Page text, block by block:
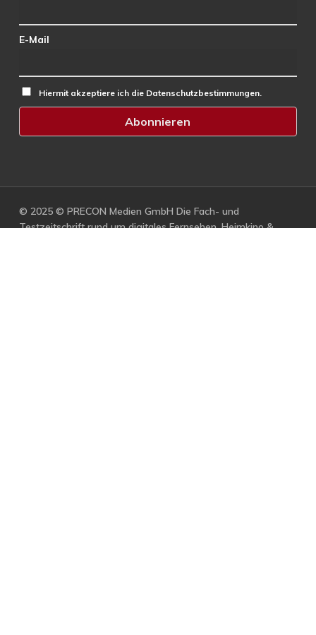
E-Mail
Hiermit akzeptiere ich die Datenschutzbestimmungen.
© 2025 © PRECON Medien GmbH Die Fach- und
Testzeitschrift rund um digitales Fernsehen, Heimkino &